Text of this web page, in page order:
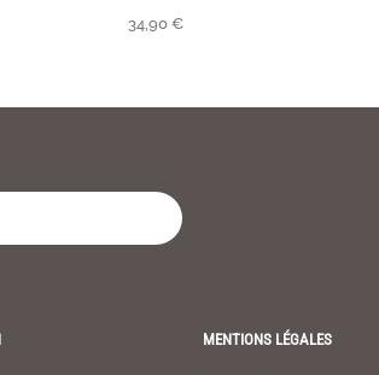
34,90 €
MENTIONS LÉGALES